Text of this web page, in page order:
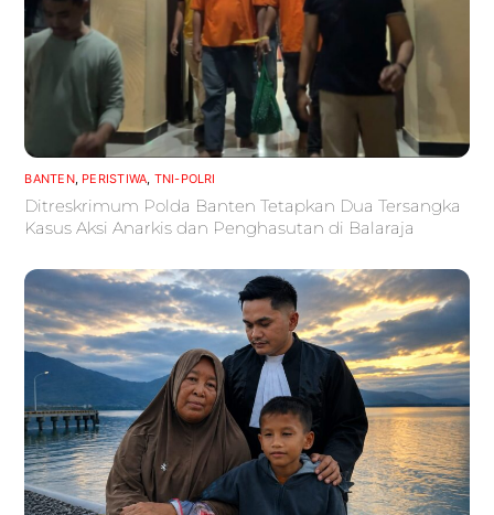
BANTEN, PERISTIWA, TNI-POLRI
Ditreskrimum Polda Banten Tetapkan Dua Tersangka
Kasus Aksi Anarkis dan Penghasutan di Balaraja